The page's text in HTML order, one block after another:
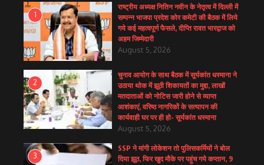
1
राष्ट्रीय अध्यक्ष नितिन नवीन के नेतृत्व में दिल्ली में
सम्पन्न भाजपा प्रदेश कोर कमेटी की बैठक में लिये
गये कई महत्वपूर्ण फैसले, दीप्ति रावत भारद्वाज को
अहम जिम्मेदारी
August 5, 2026
2
चुनाव आयोग के साथ बैठक में सूर्यकांत धस्माना ने
उठाया थोक में झूठी शिकायतों का मुद्दा, लाखों
मतदाताओं को नोटिस जारी होने से व्याप्त
आशंकाएं, वरिष्ठ नागरिकों के सत्यापन की
कार्यवाही घर पर ही हो- सूर्यकांत धस्माना
August 5, 2026
3
SSP ने मांगी लोकेशन तो पुलिसकर्मियों ने बोल
दिया झूठ, फिर खुद मौके पर पहुंच गये कप्तान, 9